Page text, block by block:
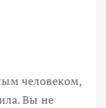
человеком,
Вы не